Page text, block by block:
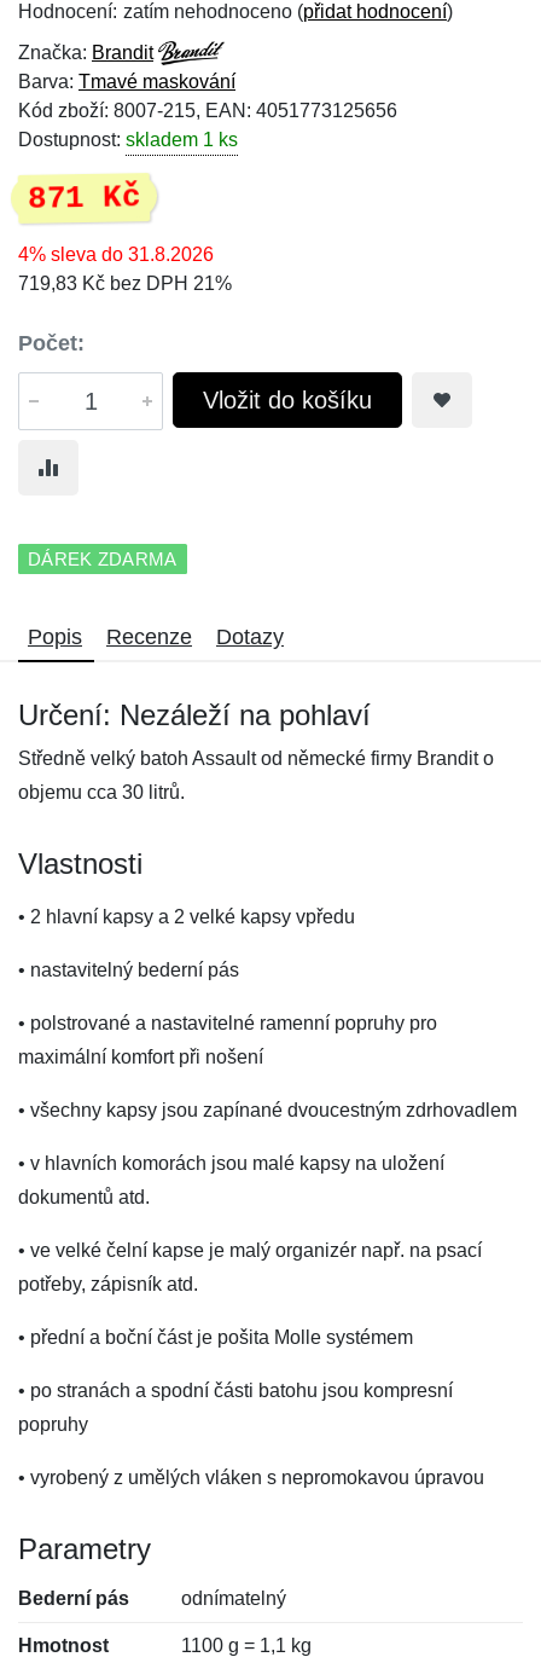
Hodnocení: zatím nehodnoceno (přidat hodnocení)
Značka: Brandit
Barva: Tmavé maskování
Kód zboží: 8007-215, EAN: 4051773125656
Dostupnost: skladem 1 ks
871 Kč
4% sleva do 31.8.2026
719,83 Kč bez DPH 21%
Počet:
Vložit do košíku
DÁREK ZDARMA
Popis Recenze Dotazy
Určení: Nezáleží na pohlaví
Středně velký batoh Assault od německé firmy Brandit o
objemu cca 30 litrů.
Vlastnosti
• 2 hlavní kapsy a 2 velké kapsy vpředu
• nastavitelný bederní pás
• polstrované a nastavitelné ramenní popruhy pro
maximální komfort při nošení
• všechny kapsy jsou zapínané dvoucestným zdrhovadlem
• v hlavních komorách jsou malé kapsy na uložení
dokumentů atd.
• ve velké čelní kapse je malý organizér např. na psací
potřeby, zápisník atd.
• přední a boční část je pošita Molle systémem
• po stranách a spodní části batohu jsou kompresní
popruhy
• vyrobený z umělých vláken s nepromokavou úpravou
Parametry
Bederní pás odnímatelný
Hmotnost 1100 g = 1,1 kg